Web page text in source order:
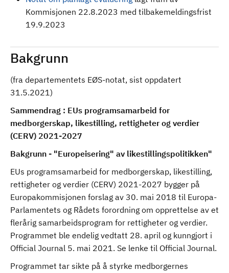
Kommisjonen 22.8.2023 med tilbakemeldingsfrist
19.9.2023
Bakgrunn
(fra departementets EØS-notat, sist oppdatert
31.5.2021)
Sammendrag : EUs programsamarbeid for
medborgerskap, likestilling, rettigheter og verdier
(CERV) 2021-2027
Bakgrunn - "Europeisering" av likestillingspolitikken"
EUs programsamarbeid for medborgerskap, likestilling,
rettigheter og verdier (CERV) 2021-2027 bygger på
Europakommisjonen forslag av 30. mai 2018 til Europa-
Parlamentets og Rådets forordning om opprettelse av et
flerårig samarbeidsprogram for rettigheter og verdier.
Programmet ble endelig vedtatt 28. april og kunngjort i
Official Journal 5. mai 2021. Se lenke til Official Journal.
Programmet tar sikte på å styrke medborgernes